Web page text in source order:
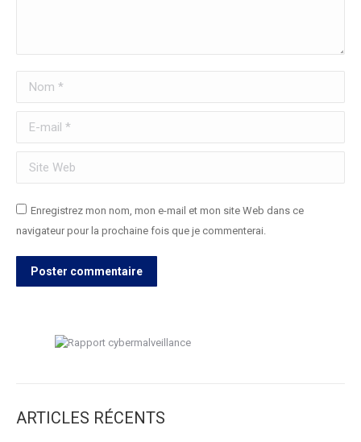
Nom *
E-mail *
Site Web
Enregistrez mon nom, mon e-mail et mon site Web dans ce
navigateur pour la prochaine fois que je commenterai.
Poster commentaire
ARTICLES RÉCENTS